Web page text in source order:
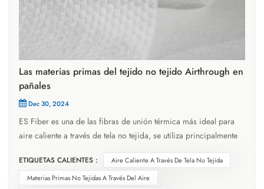
Las materias primas del tejido no tejido Airthrough en
pañales
Dec 30, 2024
ES Fiber es una de las fibras de unión térmica más ideal para
aire caliente a través de tela no tejida, se utiliza principalmente
Cuando la red de fibra peinada se une térmicamente por el
rodamiento caliente o la penetración de aire caliente, los
ETIQUETAS CALIENTES :
Aire Caliente A Través De Tela No Tejida
Materias Primas No Tejidas A Través Del Aire